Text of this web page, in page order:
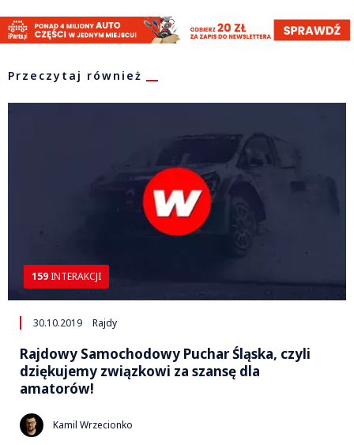
Przeczytaj również
159 INTERAKCJI
30.10.2019 Rajdy
Rajdowy Samochodowy Puchar Śląska, czyli
dziękujemy związkowi za szansę dla
amatorów!
Kamil Wrzecionko